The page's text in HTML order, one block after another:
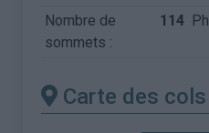
Nombre de
sommets :
114
Carte des